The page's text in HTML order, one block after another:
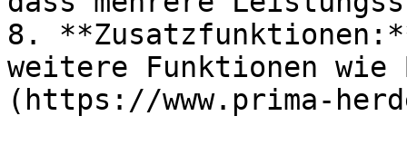
8.
weitere Funktionen wie
(https://www.prima-